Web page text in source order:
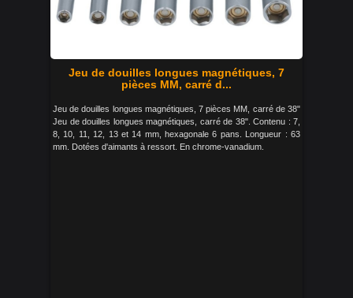
Jeu de douilles longues magnétiques, 7
pièces MM, carré d...
Jeu de douilles longues magnétiques, 7 pièces MM, carré de 38"
Jeu de douilles longues magnétiques, carré de 38". Contenu : 7,
8, 10, 11, 12, 13 et 14 mm, hexagonale 6 pans. Longueur : 63
mm. Dotées d'aimants à ressort. En chrome-vanadium.